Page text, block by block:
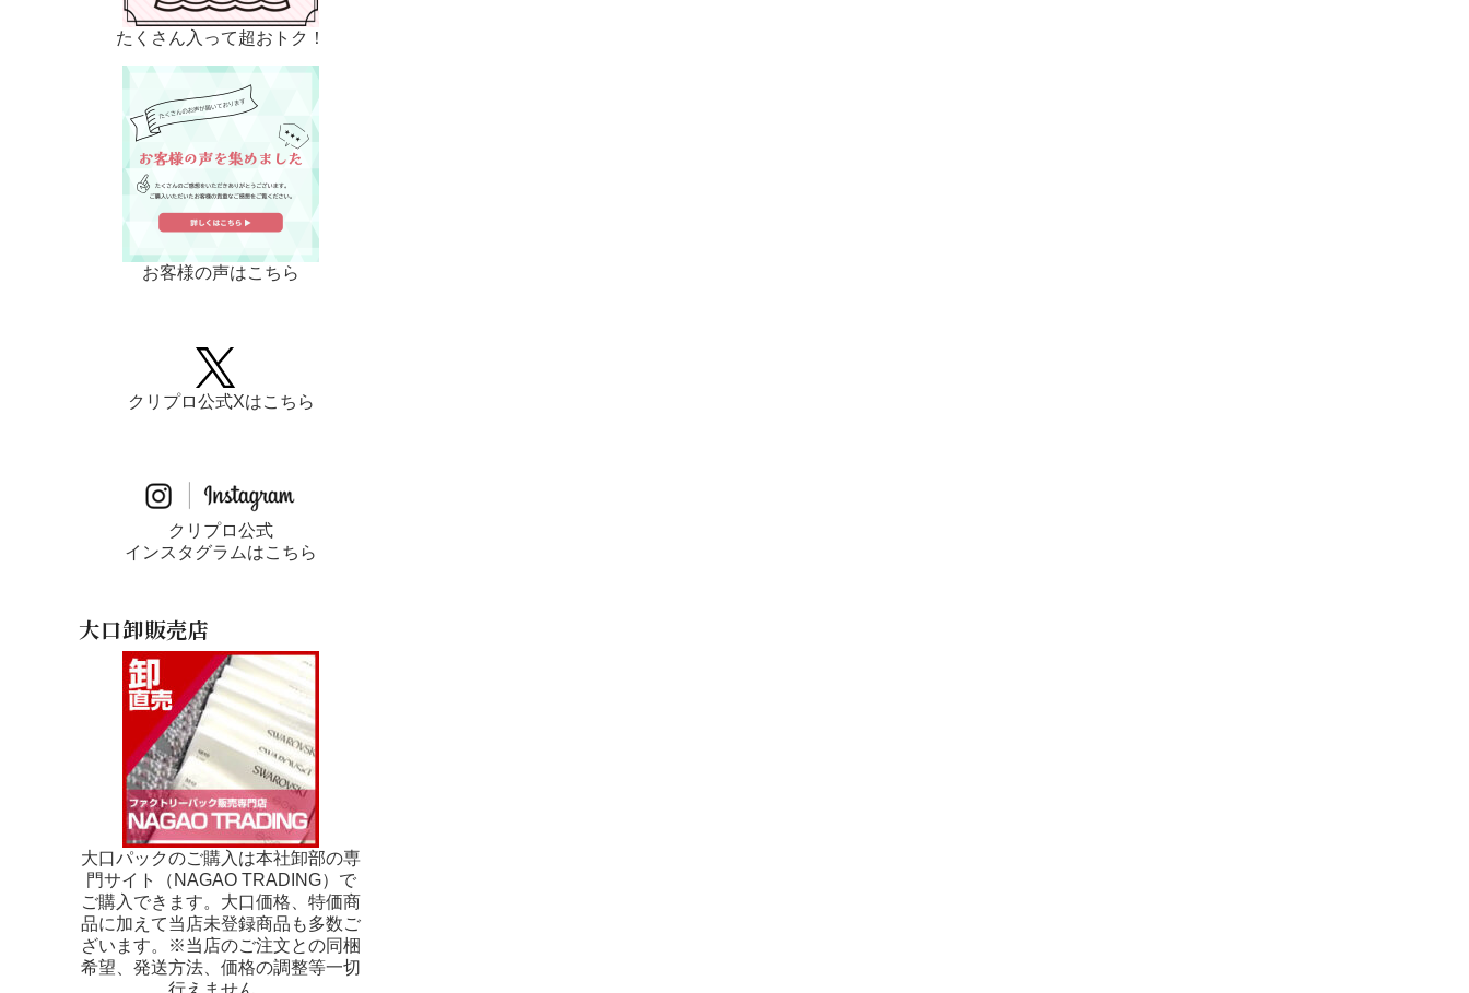
たくさん入って超おトク！
お客様の声はこちら
クリプロ公式Xはこちら
クリプロ公式
インスタグラムはこちら
大口卸販売店
大口パックのご購入は本社卸部の専
門サイト（NAGAO TRADING）で
ご購入できます。大口価格、特価商
品に加えて当店未登録商品も多数ご
ざいます。※当店のご注文との同梱
希望、発送方法、価格の調整等一切
行えません。